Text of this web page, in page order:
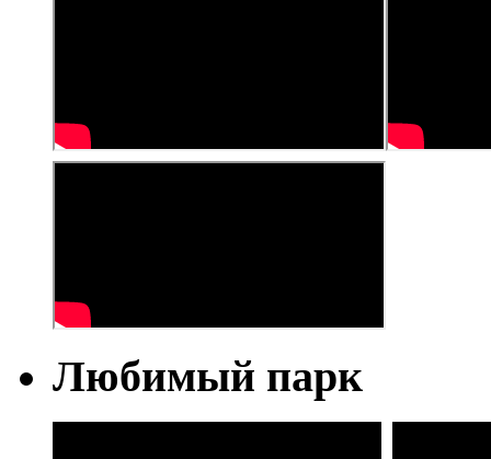
Любимый парк